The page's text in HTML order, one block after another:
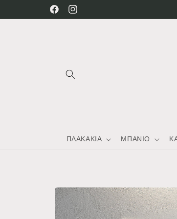
FacebookInstagram
ΠΛΑΚΑΚΙΑ ΜΠΑΝΙΟ
στις
πληροφορίες
προϊόντος